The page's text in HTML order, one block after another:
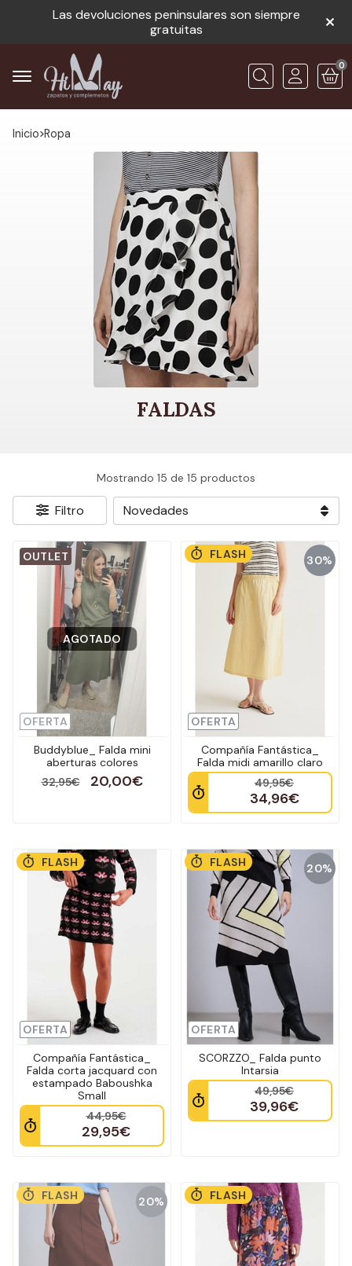
Las devoluciones peninsulares son siempre
gratuitas
Buscar
0
Inicio ropa
FALDAS
Mostrando 15 de 15 productos
Filtro
OFERTA
OUTLET
AGOTADO
Buddyblue_ Falda mini
aberturas colores
32,95€
20,00€
30%
OFERTA
FLASH
Compañía Fantástica_
Falda midi amarillo claro
49,95€
34,96€
OFERTA
FLASH
Compañía Fantástica_
Falda corta jacquard con
estampado Baboushka
Small
44,95€
29,95€
20%
OFERTA
FLASH
SCORZZO_ Falda punto
Intarsia
49,95€
39,96€
20%
FLASH FLASH